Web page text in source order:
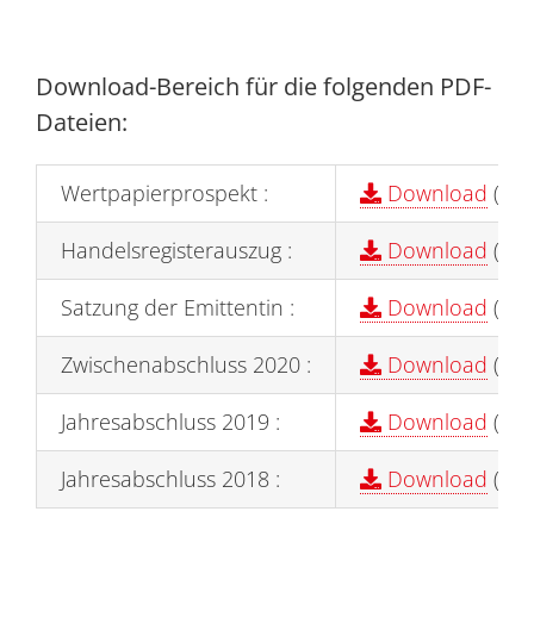
Download-Bereich für die folgenden PDF-
Dateien:
Wertpapierprospekt : Download
Handelsregisterauszug :
Download
Satzung der Emittentin :
Download
Zwischenabschluss 2020 :
Download
Jahresabschluss 2019 :
Download
Jahresabschluss 2018 :
Download